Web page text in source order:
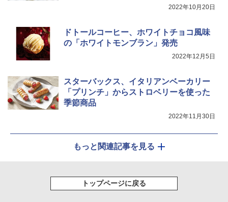
2022年10月20日
ドトールコーヒー、ホワイトチョコ風味
の「ホワイトモンブラン」発売
2022年12月5日
スターバックス、イタリアンベーカリー
「プリンチ」からストロベリーを使った
季節商品
2022年11月30日
もっと関連記事を見る
トップページに戻る